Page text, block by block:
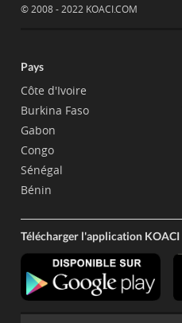
© 2008 - 2022 KOACI.COM
Pays
Côte d'Ivoire
Burkina Faso
Gabon
Congo
Sénégal
Bénin
Télécharger l'application KOACI